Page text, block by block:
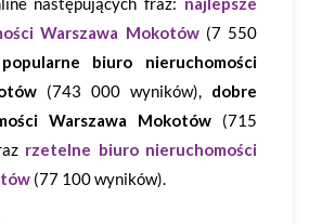
Warszawa Mokotów (7 550
popularne biuro nieruchomości
(743 000 wyników), dobre
Warszawa Mokotów (715
rzetelne biuro nieruchomości
(77 100 wyników).